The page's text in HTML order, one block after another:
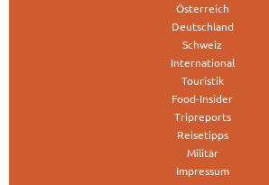
Österreich
Deutschland
Schweiz
International
Touristik
Food-Insider
Tripreports
Reisetipps
Militär
Impressum